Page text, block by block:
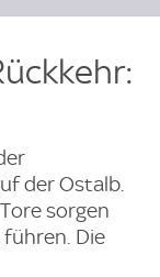
der Ostalb.
sorgen
Die